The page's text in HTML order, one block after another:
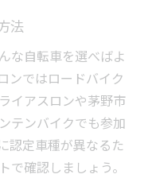
法
な自転車を選べばよ
ンではロードバイク
イアスロンや茅野市
テンバイクでも参加
認定車種が異なるた
で確認しましょう。